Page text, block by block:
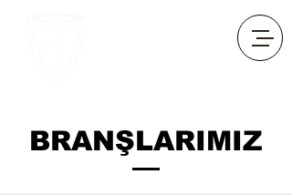
BRANŞLARIMIZ